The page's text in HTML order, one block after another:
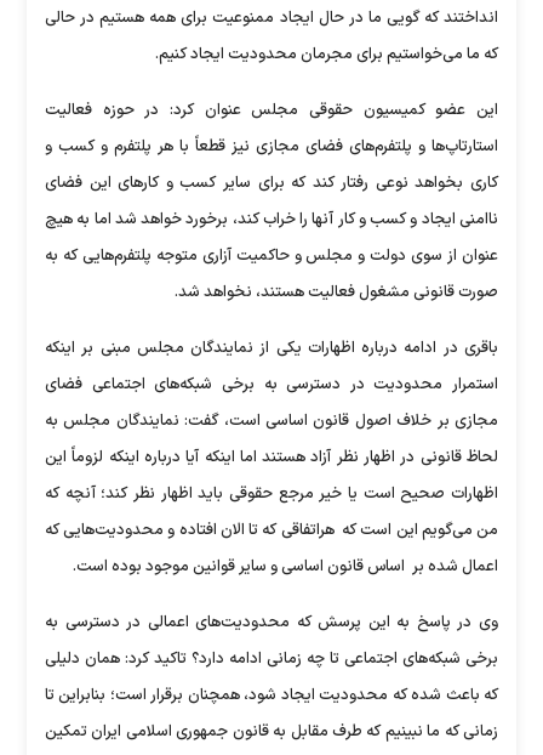
انداختند که گویی ما در حال ایجاد ممنوعیت برای همه هستیم در حالی
که ما می‌خواستیم برای مجرمان محدودیت ایجاد کنیم.
این عضو کمیسیون حقوقی مجلس عنوان کرد: در حوزه فعالیت
استارتاپ‌ها و پلتفرم‌های فضای مجازی نیز قطعاً با هر پلتفرم و کسب و
کاری بخواهد نوعی رفتار کند که برای سایر کسب و کارهای این فضای
ناامنی ایجاد و کسب و کار آنها را خراب کند، برخورد خواهد شد اما به هیچ
عنوان از سوی دولت و مجلس و حاکمیت آزاری متوجه پلتفرم‌هایی که به
صورت قانونی مشغول فعالیت هستند، نخواهد شد.
باقری در ادامه درباره اظهارات یکی از نمایندگان مجلس مبنی بر اینکه
استمرار محدودیت در دسترسی به برخی شبکه‌های اجتماعی فضای
مجازی بر خلاف اصول قانون اساسی است، گفت: نمایندگان مجلس به
لحاظ قانونی در اظهار نظر آزاد هستند اما اینکه آیا درباره اینکه لزوماً این
اظهارات صحیح است یا خیر مرجع حقوقی باید اظهار نظر کند؛ آنچه که
من می‌گویم این است که هراتفاقی که تا الان افتاده و محدودیت‌هایی که
اعمال شده بر اساس قانون اساسی و سایر قوانین موجود بوده است.
وی در پاسخ به این پرسش که محدودیت‌های اعمالی در دسترسی به
برخی شبکه‌های اجتماعی تا چه زمانی ادامه دارد؟ تاکید کرد: همان دلیلی
که باعث شده که محدودیت ایجاد شود، همچنان برقرار است؛ بنابراین تا
زمانی که ما نبینیم که طرف مقابل به قانون جمهوری اسلامی ایران تمکین